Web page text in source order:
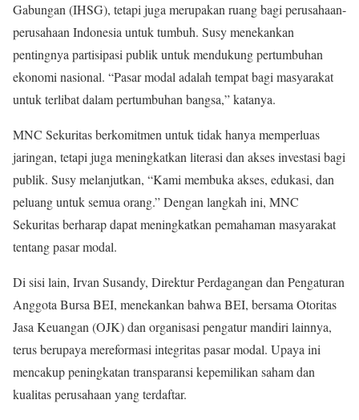
Gabungan (IHSG), tetapi juga merupakan ruang bagi perusahaan-
perusahaan Indonesia untuk tumbuh. Susy menekankan
pentingnya partisipasi publik untuk mendukung pertumbuhan
ekonomi nasional. “Pasar modal adalah tempat bagi masyarakat
untuk terlibat dalam pertumbuhan bangsa,” katanya.
MNC Sekuritas berkomitmen untuk tidak hanya memperluas
jaringan, tetapi juga meningkatkan literasi dan akses investasi bagi
publik. Susy melanjutkan, “Kami membuka akses, edukasi, dan
peluang untuk semua orang.” Dengan langkah ini, MNC
Sekuritas berharap dapat meningkatkan pemahaman masyarakat
tentang pasar modal.
Di sisi lain, Irvan Susandy, Direktur Perdagangan dan Pengaturan
Anggota Bursa BEI, menekankan bahwa BEI, bersama Otoritas
Jasa Keuangan (OJK) dan organisasi pengatur mandiri lainnya,
terus berupaya mereformasi integritas pasar modal. Upaya ini
mencakup peningkatan transparansi kepemilikan saham dan
kualitas perusahaan yang terdaftar.